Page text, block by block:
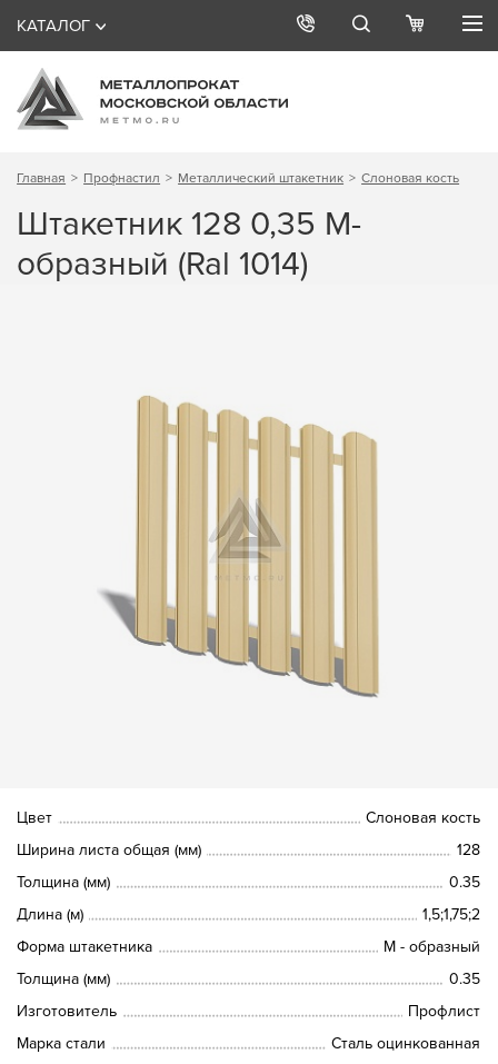
КАТАЛОГ
Главная Профнастил Металлический штакетник Слоновая кость
Штакетник 128 0,35 М-
образный (Ral 1014)
Цвет
Слоновая кость
Ширина листа общая (мм)
128
Толщина (мм)
0.35
Длина (м)
1,5;1,75;2
Форма штакетника
М - образный
Толщина (мм)
0.35
Изготовитель
Профлист
Марка стали
Сталь оцинкованная